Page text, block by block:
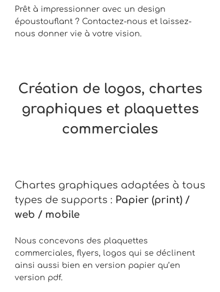
Prêt à impressionner avec un design
époustouflant ? Contactez-nous et laissez-
nous donner vie à votre vision.
Création de logos, chartes
graphiques et plaquettes
commerciales
Chartes graphiques adaptées à tous
types de supports : Papier (print) /
web / mobile
Nous concevons des plaquettes
commerciales, flyers, logos qui se déclinent
ainsi aussi bien en version papier qu’en
version pdf.